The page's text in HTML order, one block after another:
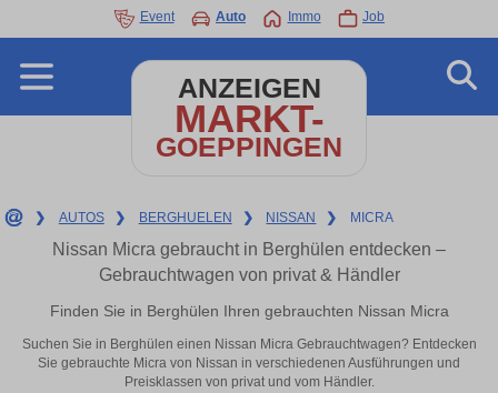
Event Auto Immo Job
ANZEIGEN
MARKT-
GOEPPINGEN
❯ AUTOS ❯ BERGHUELEN ❯ NISSAN ❯ MICRA
Nissan Micra gebraucht in Berghülen entdecken –
Gebrauchtwagen von privat & Händler
Finden Sie in Berghülen Ihren gebrauchten Nissan Micra
Suchen Sie in Berghülen einen Nissan Micra Gebrauchtwagen? Entdecken
Sie gebrauchte Micra von Nissan in verschiedenen Ausführungen und
Preisklassen von privat und vom Händler.